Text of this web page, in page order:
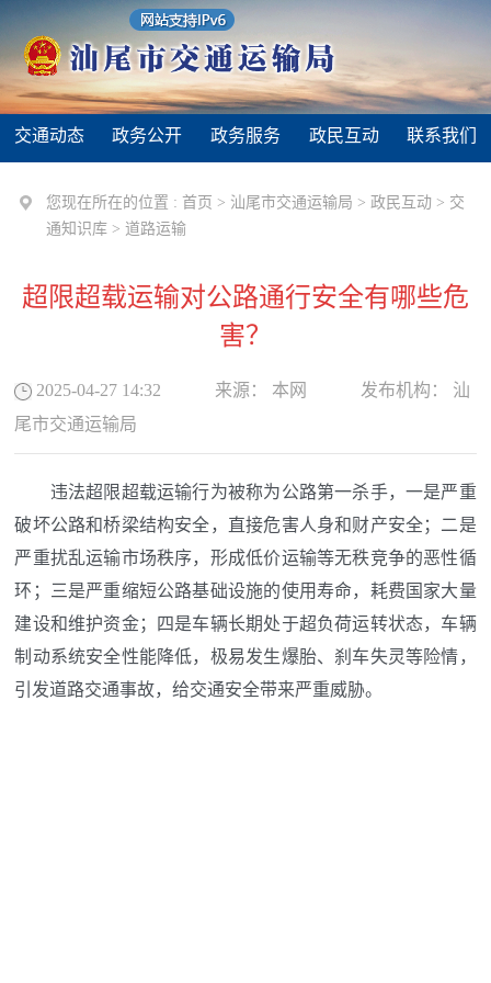
交通动态 政务公开 政务服务 政民互动 联系我们
您现在所在的位置 : 首页 > 汕尾市交通运输局 >政民互动 > 交
通知识库 >道路运输
超限超载运输对公路通行安全有哪些危
害？
2025-04-27 14:32 来源： 本网 发布机构：
汕
尾市交通运输局
违法超限超载运输行为被称为公路第一杀手，一是严重
破坏公路和桥梁结构安全，直接危害人身和财产安全；二是
严重扰乱运输市场秩序，形成低价运输等无秩竞争的恶性循
环；三是严重缩短公路基础设施的使用寿命，耗费国家大量
建设和维护资金；四是车辆长期处于超负荷运转状态，车辆
制动系统安全性能降低，极易发生爆胎、刹车失灵等险情，
引发道路交通事故，给交通安全带来严重威胁。